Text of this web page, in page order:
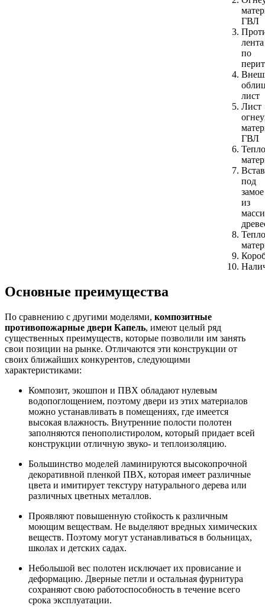
ГВЛ
лента
по
лист
Лист
ГВЛ
под
замое
из
Основные преимущества
По сравнению с другими моделями, композитные
противопожарные двери Капель, имеют целый ряд
существенных преимуществ, которые позволили им занять
свои позиции на рынке. Отличаются эти конструкции от
своих ближайших конкурентов, следующими
характеристиками:
Композит, экошпон и ПВХ обладают нулевым
водопоглощением, поэтому двери из этих материалов
можно устанавливать в помещениях, где имеется
высокая влажность. Внутренние полости полотен
заполняются пенополистиролом, который придает всей
конструкции отличную звуко- и теплоизоляцию.
Большинство моделей ламинируются высокопрочной
декоративной пленкой ПВХ, которая имеет различные
цвета и имитирует текстуру натурального дерева или
различных цветных металлов.
Проявляют повышенную стойкость к различным
моющим веществам. Не выделяют вредных химических
веществ. Поэтому могут устанавливаться в больницах,
школах и детских садах.
Небольшой вес полотен исключает их провисание и
деформацию. Дверные петли и остальная фурнитура
сохраняют свою работоспособность в течение всего
срока эксплуатации.